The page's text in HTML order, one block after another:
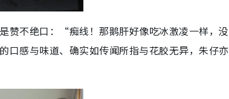
赞不绝口：“痴线！那鹅肝好像吃冰激凌一样，没
感与味道、确实如传闻所指与花胶无异，朱仔亦